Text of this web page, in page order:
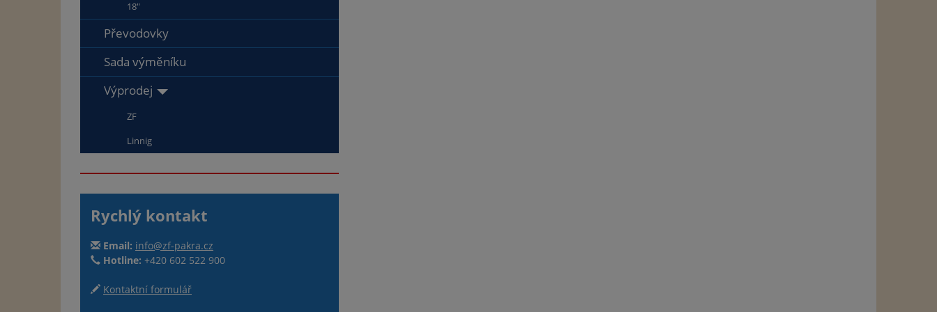
18"
Převodovky
Sada výměníku
Výprodej
ZF
Linnig
Rychlý kontakt
Email: info@zf-pakra.cz
Hotline: +420 602 522 900
Kontaktní formulář